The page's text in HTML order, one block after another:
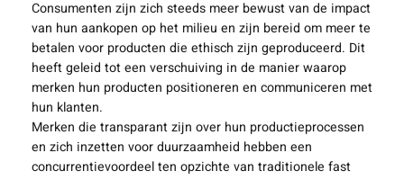
Consumenten zijn zich steeds meer bewust van de impact
van hun aankopen op het milieu en zijn bereid om meer te
betalen voor producten die ethisch zijn geproduceerd. Dit
heeft geleid tot een verschuiving in de manier waarop
merken hun producten positioneren en communiceren met
hun klanten.
Merken die transparant zijn over hun productieprocessen
en zich inzetten voor duurzaamheid hebben een
concurrentievoordeel ten opzichte van traditionele fast